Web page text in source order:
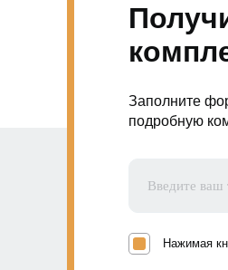
Заполните
подробную
Нажимая